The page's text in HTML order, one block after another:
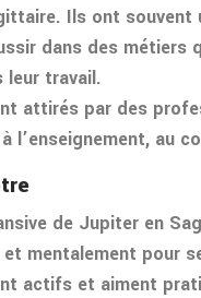
Ils ont souvent
dans des métiers
leur travail.
attirés par des
l’enseignement, au
de Jupiter en
mentalement pour
actifs et aiment